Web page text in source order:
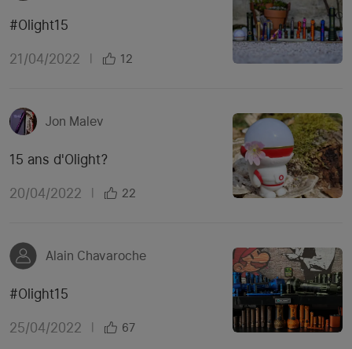
#Olight15
21/04/2022 12
Jon Malev
15 ans d'Olight?
20/04/2022 22
Alain Chavaroche
#Olight15
25/04/2022 67